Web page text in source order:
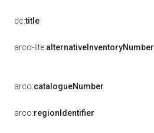
dc:title
arco-lite:alternativeInventoryNumber
arco:catalogueNumber
arco:regionIdentifier